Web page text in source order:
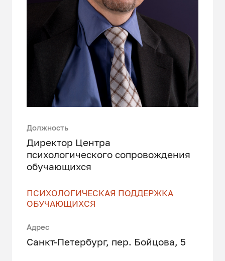
Должность
Директор Центра
психологического сопровождения
обучающихся
ПСИХОЛОГИЧЕСКАЯ ПОДДЕРЖКА
ОБУЧАЮЩИХСЯ
Адрес
Санкт-Петербург, пер. Бойцова, 5